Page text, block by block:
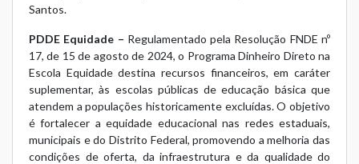
Santos.
PDDE Equidade – Regulamentado pela Resolução FNDE nº
17, de 15 de agosto de 2024, o Programa Dinheiro Direto na
Escola Equidade destina recursos financeiros, em caráter
suplementar, às escolas públicas de educação básica que
atendem a populações historicamente excluídas. O objetivo
é fortalecer a equidade educacional nas redes estaduais,
municipais e do Distrito Federal, promovendo a melhoria das
condições de oferta, da infraestrutura e da qualidade do